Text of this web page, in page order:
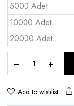
5000 Adet
10000 Adet
20000 Adet
Parfümü
Standart
Ebat
Add to wishlist